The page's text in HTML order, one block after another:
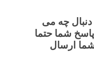
دنبال چه می
شما حتما
شما ارسال